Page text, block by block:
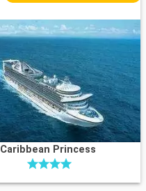
Caribbean Princess